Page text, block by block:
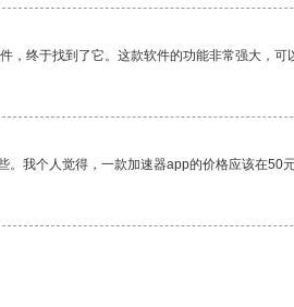
，终于找到了它。这款软件的功能非常强大，
我个人觉得，一款加速器app的价格应该在50元